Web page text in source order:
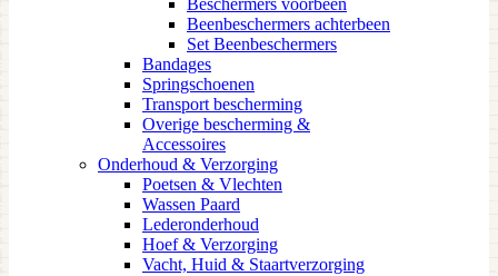
Beenbeschermers achterbeen
Set Beenbeschermers
Bandages
Springschoenen
Transport bescherming
Overige bescherming &
Accessoires
Onderhoud & Verzorging
Poetsen & Vlechten
Wassen Paard
Lederonderhoud
Hoef & Verzorging
Vacht, Huid & Staartverzorging